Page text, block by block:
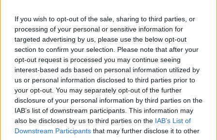
If you wish to opt-out of the sale, sharing to third parties, or
processing of your personal or sensitive information for
targeted advertising by us, please use the below opt-out
section to confirm your selection. Please note that after your
opt-out request is processed you may continue seeing
interest-based ads based on personal information utilized by
us or personal information disclosed to third parties prior to
your opt-out. You may separately opt-out of the further
disclosure of your personal information by third parties on the
IAB’s list of downstream participants. This information may
also be disclosed by us to third parties on the IAB’s List of
Downstream Participants that may further disclose it to other
ΠΗΓΗ: https://hellas-now.com/